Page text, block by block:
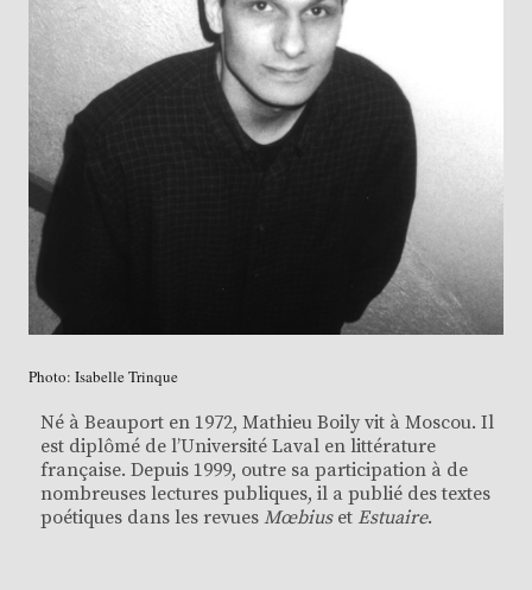
Photo: Isabelle Trinque
Né à Beauport en 1972, Mathieu Boily vit à Moscou. Il
est diplômé de l’Université Laval en littérature
française. Depuis 1999, outre sa participation à de
nombreuses lectures publiques, il a publié des textes
poétiques dans les revues Mœbiuset Estuaire.